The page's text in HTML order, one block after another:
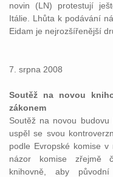
novin (LN) protestují
Itálie. Lhůta k podávání
Eidam je nejrozšířenější
7. srpna 2008
Soutěž na novou
zákonem
Soutěž na novou
uspěl se svou
podle Evropské komise
názor komise zřejmě
knihovně, aby